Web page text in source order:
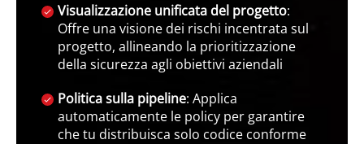
Visualizzazione unificata del progetto:
Offre una visione dei rischi incentrata sul
progetto, allineando la prioritizzazione
della sicurezza agli obiettivi aziendali
Politica sulla pipeline: Applica
automaticamente le policy per garantire
che tu distribuisca solo codice conforme